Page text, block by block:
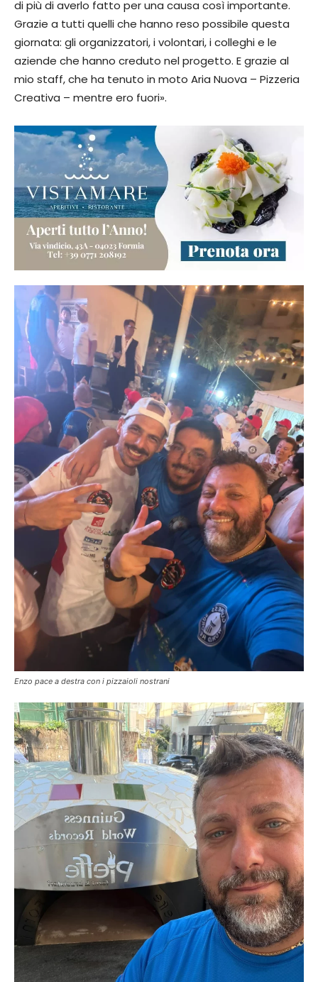
di più di averlo fatto per una causa così importante.
Grazie a tutti quelli che hanno reso possibile questa
giornata: gli organizzatori, i volontari, i colleghi e le
aziende che hanno creduto nel progetto. E grazie al
mio staff, che ha tenuto in moto Aria Nuova – Pizzeria
Creativa – mentre ero fuori».
Enzo pace a destra con i pizzaioli nostrani